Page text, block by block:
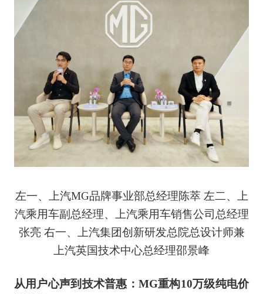
左一、 上汽MG品牌事业部总经理陈萃 左二、 上
汽乘用车副总经理、上汽乘用车销售公司总经理
张亮 右一、 上汽集团创新研发总院总设计师兼
上汽英国技术中心总经理邵景峰
从用户心声到技术普惠：MG重构10万级纯电价